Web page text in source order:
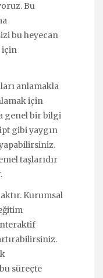
Bu
bu heyecan
için
anlamakla
için
genel bir bilgi
gibi yaygın
taşlarıdır
Kurumsal
süreçte